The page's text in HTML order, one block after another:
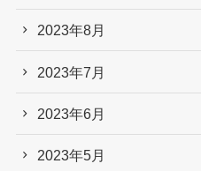
2023年8月
2023年7月
2023年6月
2023年5月